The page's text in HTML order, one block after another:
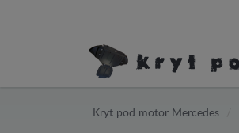
Kryt pod motor Mercedes